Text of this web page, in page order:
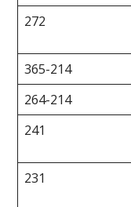
272
365-214
264-214
241
231